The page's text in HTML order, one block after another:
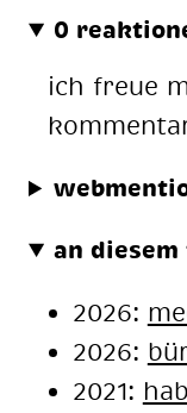
0
ich freue
an diesem
2026:
2026:
2021: